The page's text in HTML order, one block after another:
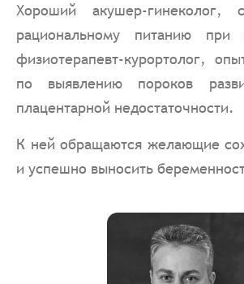
Хороший акушер-гинеколог,
рациональному питанию при
физиотерапевт-курортолог,
по выявлению пороков
плацентарной недостаточности.
К ней обращаются желающие
и успешно выносить